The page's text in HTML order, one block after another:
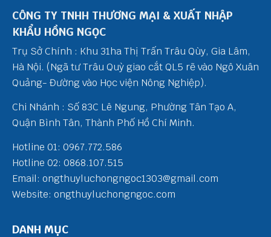
CÔNG TY TNHH THƯƠNG MẠI & XUẤT NHẬP
KHẨU HỒNG NGỌC
Trụ Sở Chính : Khu 31ha Thị Trấn Trâu Qùy, Gia Lâm,
Hà Nội. (Ngã tư Trâu Quỳ giao cắt QL5 rẽ vào Ngô Xuân
Quảng- Đường vào Học viện Nông Nghiệp).
Chi Nhánh : Số 83C Lê Ngung, Phường Tân Tạo A,
Quận Bình Tân, Thành Phố Hồ Chí Minh.
Hotline 01: 0967.772.586
Hotline 02: 0868.107.515
Email: ongthuyluchongngoc1303@gmail.com
Website: ongthuyluchongngoc.com
DANH MỤC